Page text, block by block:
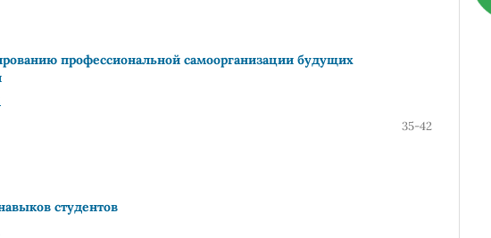
профессиональной самоорганизации будущих
35-42
студентов